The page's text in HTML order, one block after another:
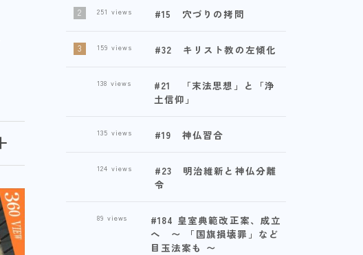
#15 穴づりの拷問
251 views
#32 キリスト教の左傾化
159 views
#21 「末法思想」と「浄
土信仰」
138 views
#19 神仏習合
135 views
#23 明治維新と神仏分離
令
124 views
#184 皇室典範改正案、成立
へ 〜 「国旗損壊罪」など
目玉法案も 〜
89 views